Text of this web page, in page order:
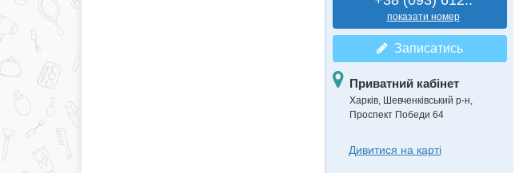
показати номер
Записатись
Приватний кабінет
Харків, Шевченківський р-н,
Проспект Победи 64
Дивитися на карті